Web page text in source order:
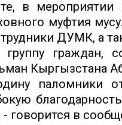
в мероприятии
муфтия
ДУМК, а
группу
Кыргызстана
паломники
говорится в